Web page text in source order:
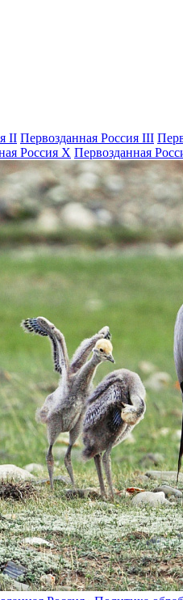
II Первозданная Россия III
Россия X Первозданная